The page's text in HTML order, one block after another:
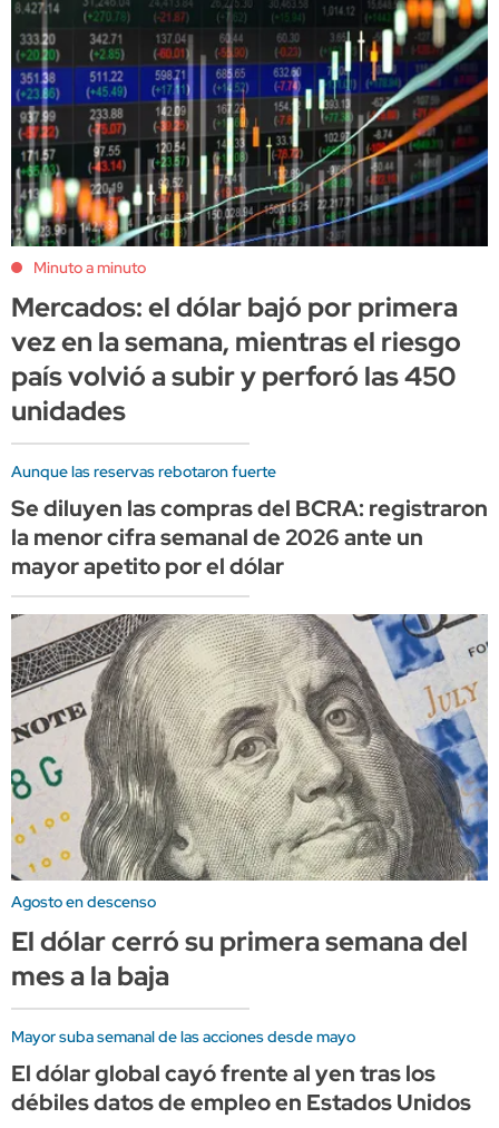
Minuto a minuto
Mercados: el dólar bajó por primera
vez en la semana, mientras el riesgo
país volvió a subir y perforó las 450
unidades
Aunque las reservas rebotaron fuerte
Se diluyen las compras del BCRA: registraron
la menor cifra semanal de 2026 ante un
mayor apetito por el dólar
Agosto en descenso
El dólar cerró su primera semana del
mes a la baja
Mayor suba semanal de las acciones desde mayo
El dólar global cayó frente al yen tras los
débiles datos de empleo en Estados Unidos